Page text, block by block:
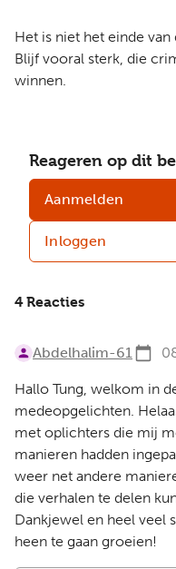
Het is niet het einde
Blijf vooral sterk, die
winnen.
Reageren op dit
Aanmelden
Inloggen
4 Reacties
Abdelhalim-61
Hallo Tung, welkom in
medeopgelichten.
met oplichters die mij
manieren hadden
weer net andere
die verhalen te delen
Dankjewel en heel veel
heen te gaan groeien!